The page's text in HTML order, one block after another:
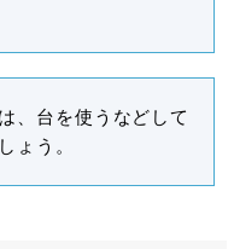
、台を使うなどして
ょう。